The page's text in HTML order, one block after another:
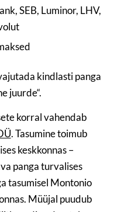
SEB, Luminor, LHV,
kindlasti panga
juurde“.
korral vahendab
. Tasumine toimub
keskkonnas –
panga turvalises
tasumisel Montonio
Müüjal puudub